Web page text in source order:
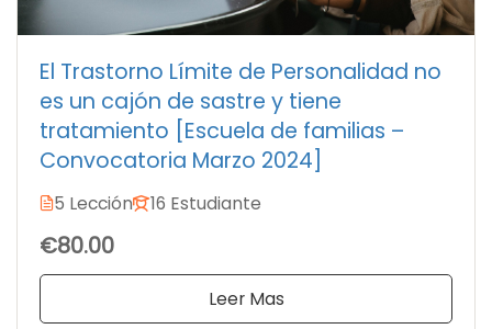
El Trastorno Límite de Personalidad no
es un cajón de sastre y tiene
tratamiento [Escuela de familias –
Convocatoria Marzo 2024]
5 Lección 16 Estudiante
€80.00
Leer Mas